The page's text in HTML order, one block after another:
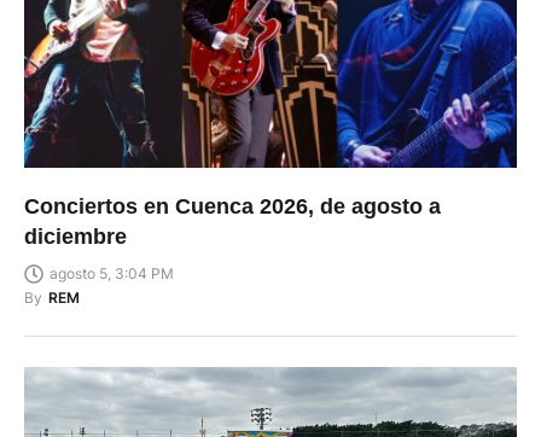
Conciertos en Cuenca 2026, de agosto a
diciembre
agosto 5, 3:04 PM
By REM